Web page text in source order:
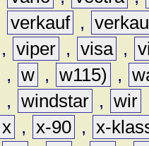
verkauf ,
, viper , visa ,
, w , w115) ,
, windstar , wir
x , x-90 , x-